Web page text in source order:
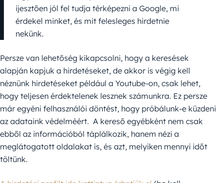
ijesztően jól fel tudja térképezni a Google, mi
érdekel minket, és mit felesleges hirdetnie
nekünk.
Persze van lehetőség kikapcsolni, hogy a keresések
alapján kapjuk a hirdetéseket, de akkor is végig kell
néznünk hirdetéseket például a Youtube-on, csak lehet,
hogy teljesen érdektelenek lesznek számunkra. Ez persze
már egyéni felhasználói döntést, hogy próbálunk-e küzdeni
az adataink védelméért. A kereső egyébként nem csak
ebből az információból táplálkozik, hanem nézi a
meglátogatott oldalakat is, és azt, melyiken mennyi időt
töltünk.